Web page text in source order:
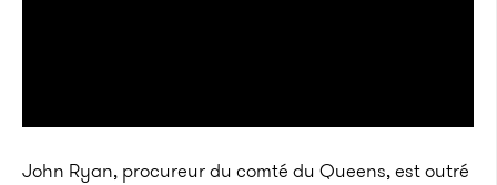
John Ryan, procureur du comté du Queens, est outré